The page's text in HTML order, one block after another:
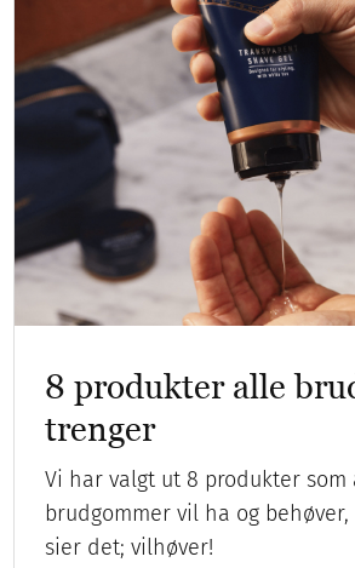
8 produkter alle
trenger
Vi har valgt ut 8 produkter som
brudgommer vil ha og
sier det; vilhøver!